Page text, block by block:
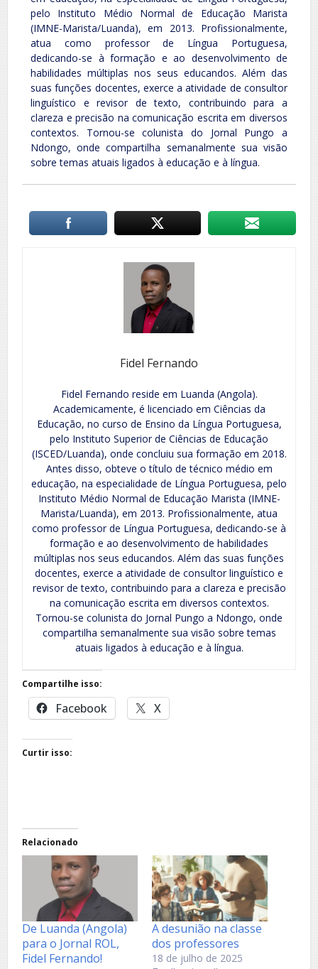
pelo Instituto Médio Normal de Educação Marista
(IMNE-Marista/Luanda), em 2013. Profissionalmente,
atua como professor de Língua Portuguesa,
dedicando-se à formação e ao desenvolvimento de
habilidades múltiplas nos seus educandos. Além das
suas funções docentes, exerce a atividade de consultor
linguístico e revisor de texto, contribuindo para a
clareza e precisão na comunicação escrita em diversos
contextos. Tornou-se colunista do Jornal Pungo a
Ndongo, onde compartilha semanalmente sua visão
sobre temas atuais ligados à educação e à língua.
Fidel Fernando
Fidel Fernando reside em Luanda (Angola).
Academicamente, é licenciado em Ciências da
Educação, no curso de Ensino da Língua Portuguesa,
pelo Instituto Superior de Ciências de Educação
(ISCED/Luanda), onde concluiu sua formação em 2018.
Antes disso, obteve o título de técnico médio em
educação, na especialidade de Língua Portuguesa, pelo
Instituto Médio Normal de Educação Marista (IMNE-
Marista/Luanda), em 2013. Profissionalmente, atua
como professor de Língua Portuguesa, dedicando-se à
formação e ao desenvolvimento de habilidades
múltiplas nos seus educandos. Além das suas funções
docentes, exerce a atividade de consultor linguístico e
revisor de texto, contribuindo para a clareza e precisão
na comunicação escrita em diversos contextos.
Tornou-se colunista do Jornal Pungo a Ndongo, onde
compartilha semanalmente sua visão sobre temas
atuais ligados à educação e à língua.
Compartilhe isso:
Facebook X
Curtir isso:
Relacionado
De Luanda (Angola)
para o Jornal ROL,
Fidel Fernando!
A desunião na classe
dos professores
18 de julho de 2025